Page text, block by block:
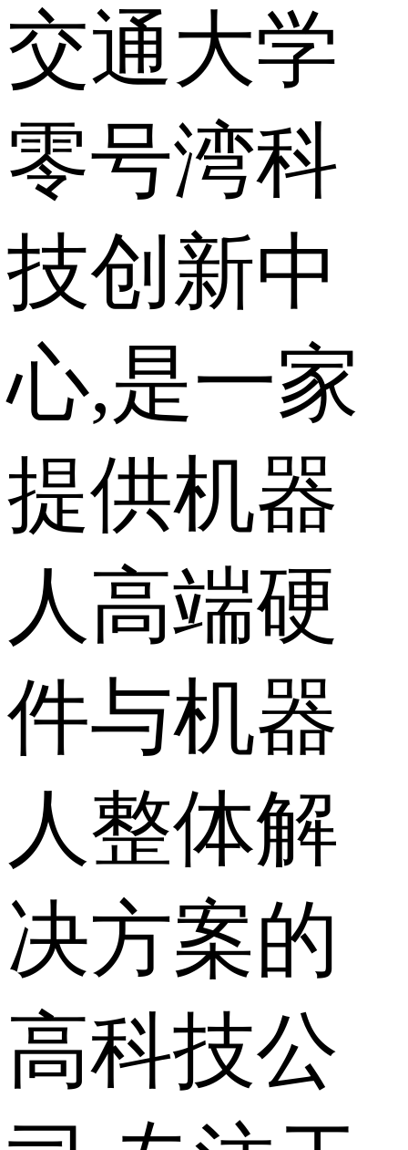
交通大学
零号湾科
技创新中
心,是一家
提供机器
人高端硬
件与机器
人整体解
决方案的
高科技公